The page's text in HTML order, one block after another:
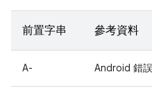
前置字串 參考資料
A- Android 錯